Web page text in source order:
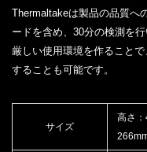
Thermaltakeは製品の品質へ
ードを含め、30分の検測を行
厳しい使用環境を作ること
することも可能です。
サイズ
高さ